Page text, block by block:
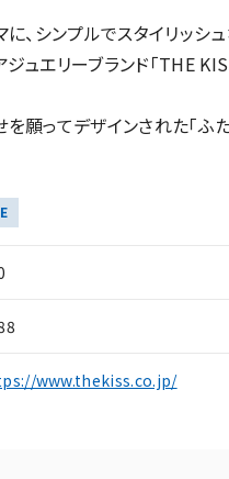
に、シンプルでスタイリッ
ュエリーブランド「THE
願ってデザインされた「ふ
www.thekiss.co.jp/